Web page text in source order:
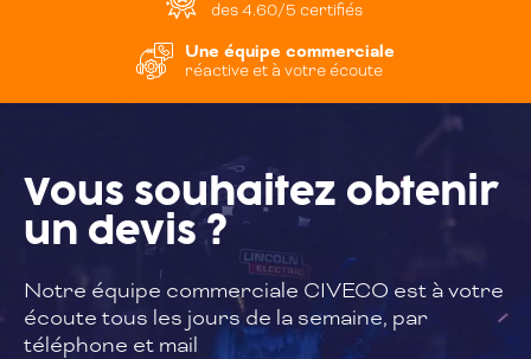
des 4.60/5 certifiés
Une équipe commerciale
réactive et à votre écoute
Vous souhaitez obtenir
un devis ?
Notre équipe commerciale CIVECO est àvotre
écoute tous les jours de la semaine, par
téléphone et mail